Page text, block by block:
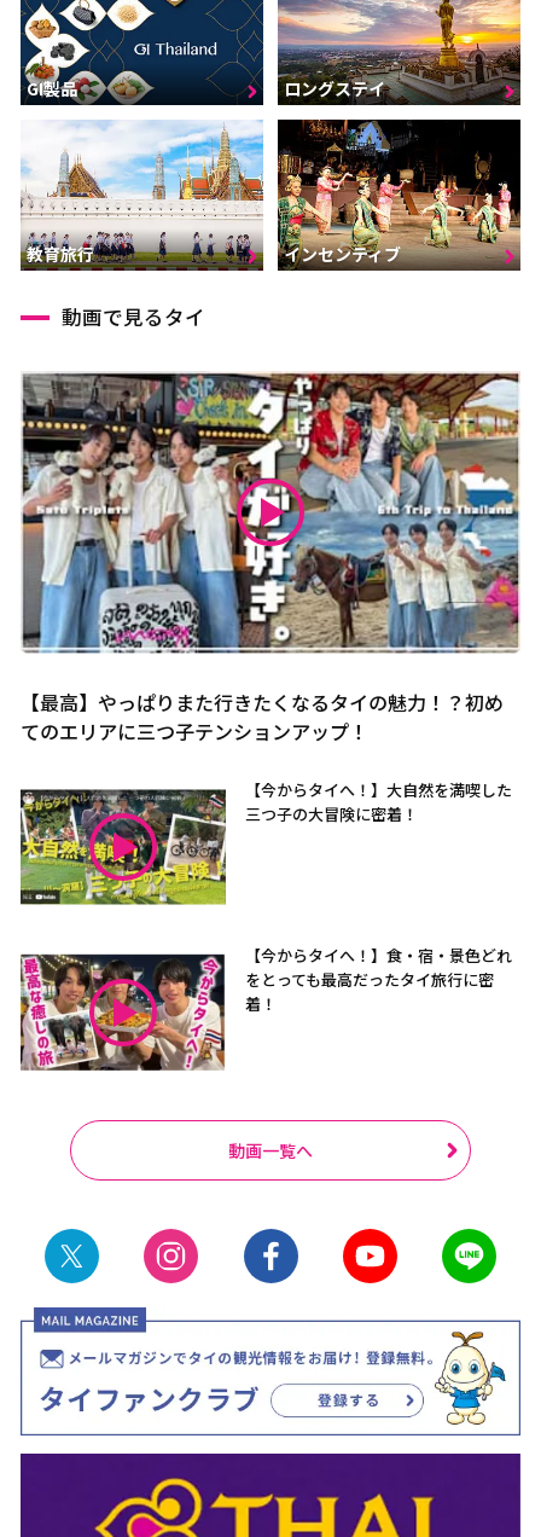
GI製品 ロングステイ
教育旅行 インセンティブ
動画で見るタイ
【最高】やっぱりまた行きたくなるタイの魅力！？初め
てのエリアに三つ子テンションアップ！
【今からタイへ！】大自然を満喫した
三つ子の大冒険に密着！
【今からタイへ！】食・宿・景色どれ
をとっても最高だったタイ旅行に密
着！
動画一覧へ